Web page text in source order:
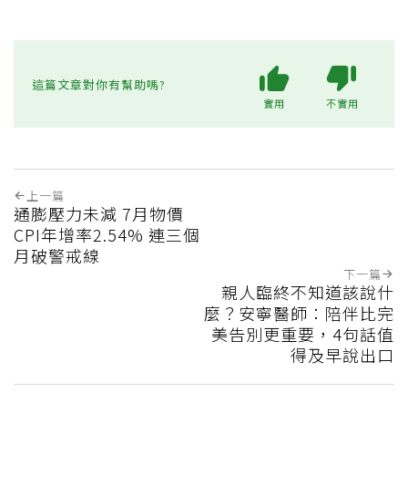
這篇文章對你有幫助嗎?
實用 不實用
上一篇
通膨壓力未減 7月物價
CPI年增率2.54% 連三個
月破警戒線
下一篇
親人臨終不知道該說什
麼？安寧醫師：陪伴比完
美告別更重要，4句話值
得及早說出口